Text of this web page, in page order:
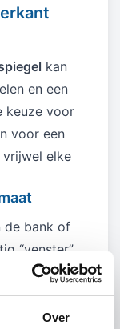
Over
kan
en een
keuze voor
voor een
elke
de bank of
“venster”.
de rest van
luxe
hoef